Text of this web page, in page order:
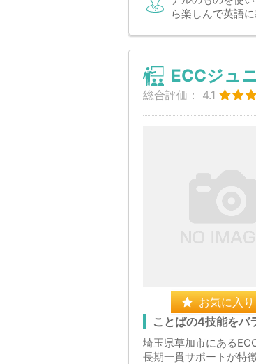
ら楽しんで英語
ECCジュ
総合評価： 4.1
お気に入り
ことばの4技能をバ
埼玉県草加市にある
長期一貫サポートが特